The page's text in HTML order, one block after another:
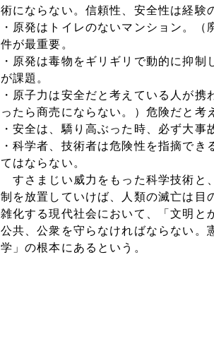
術にならない。信頼性、安全性は経験
・原発はトイレのないマンション。
件が最重要。
・原発は毒物をギリギリで動的に抑
が課題。
・原子力は安全だと考えている人が
ったら商売にならない。）危険だと
・安全は、驕り高ぶった時、必ず大事
・科学者、技術者は危険性を指摘で
てはならない。
すさまじい威力をもった科学技術と
制を放置していけば、人類の滅亡は目
雑化する現代社会において、「文明と
公共、公衆を守らなければならない。
学」の根本にあるとい